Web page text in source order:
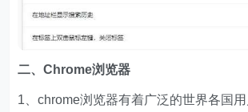
二、Chrome浏览器
1、chrome浏览器有着广泛的世界各国